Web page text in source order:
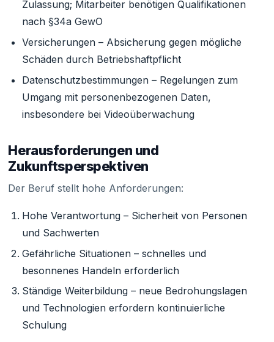
Zulassung; Mitarbeiter benötigen Qualifikationen
nach §34a GewO
Versicherungen – Absicherung gegen mögliche
Schäden durch Betriebshaftpflicht
Datenschutzbestimmungen – Regelungen zum
Umgang mit personenbezogenen Daten,
insbesondere bei Videoüberwachung
Herausforderungen und
Zukunftsperspektiven
Der Beruf stellt hohe Anforderungen:
Hohe Verantwortung – Sicherheit von Personen
und Sachwerten
Gefährliche Situationen – schnelles und
besonnenes Handeln erforderlich
Ständige Weiterbildung – neue Bedrohungslagen
und Technologien erfordern kontinuierliche
Schulung